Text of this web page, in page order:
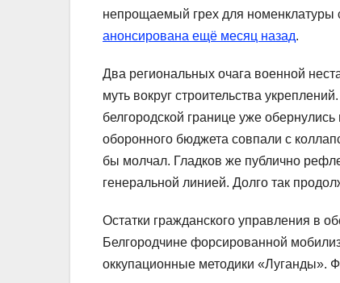
непрощаемый грех для номенклатуры
анонсирована ещё месяц назад.
Два региональных очага военной
муть вокруг строительства
белгородской границе уже
оборонного бюджета совпали с
бы молчал. Гладков же публично
генеральной линией. Долго так
Остатки гражданского управления в
Белгородчине форсированной
оккупационные методики «Луганды».